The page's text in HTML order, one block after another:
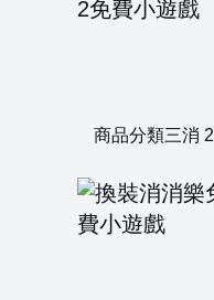
商品分類三消 2